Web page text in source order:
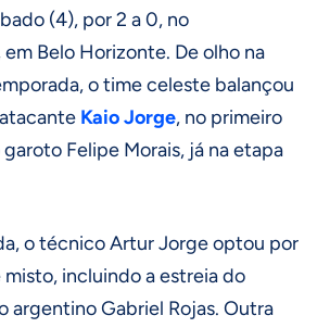
(4), por 2 a 0, no
Belo Horizonte. De olho na
o time celeste balançou
Kaio Jorge, no primeiro
Felipe Morais, já na etapa
o técnico Artur Jorge optou por
incluindo a estreia do
argentino Gabriel Rojas. Outra